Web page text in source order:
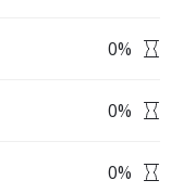
0%
0%
0%